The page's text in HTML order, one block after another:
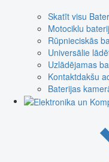
Skatīt visu
Motociklu
Rūpnieciskās
Universālie
Uzlādējamas
Kontaktdakšu
Baterijas